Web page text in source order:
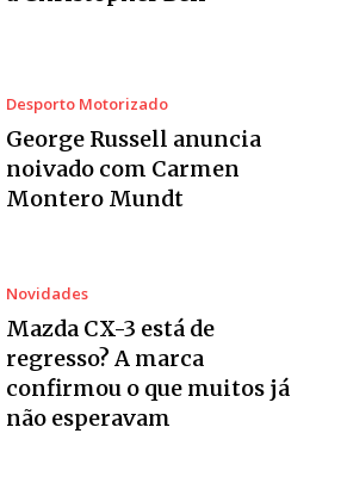
Desporto Motorizado
George Russell anuncia
noivado com Carmen
Montero Mundt
Novidades
Mazda CX-3 está de
regresso? A marca
confirmou o que muitos já
não esperavam